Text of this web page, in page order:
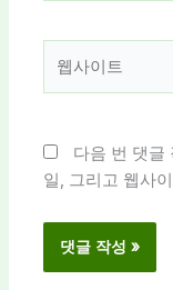
*
다음 번 댓글
일, 그리고 웹사